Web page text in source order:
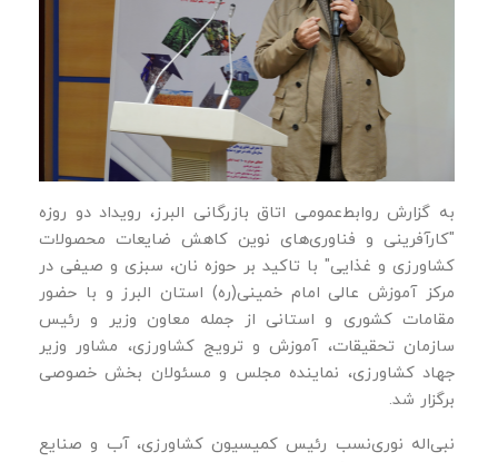
به گزارش روابط‌عمومی اتاق بازرگانی البرز، رویداد دو روزه
"کارآفرینی و فناوری‌های نوین کاهش ضایعات محصولات
کشاورزی و غذایی" با تاکید بر حوزه نان، سبزی و صیفی در
مرکز آموزش عالی امام خمینی(ره) استان البرز و با حضور
مقامات کشوری و استانی از جمله معاون وزیر و رئیس
سازمان تحقیقات، آموزش و ترویج کشاورزی، مشاور وزیر
جهاد کشاورزی، نماینده مجلس و مسئولان بخش خصوصی
برگزار شد.
نبی‌اله نوری‌نسب رئیس کمیسیون کشاورزی، آب و صنایع